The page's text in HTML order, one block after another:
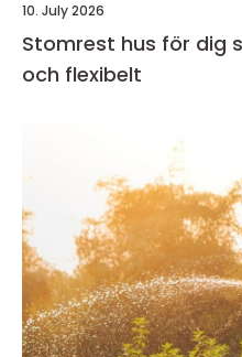
10. July 2026
Stomrest hus för dig
och flexibelt